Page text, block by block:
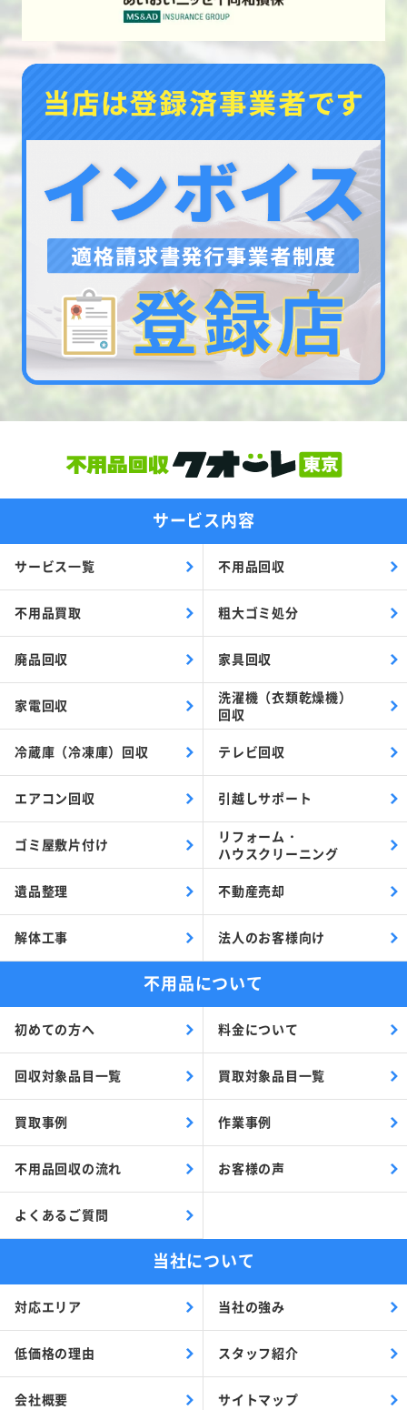
サービス内容
サービス一覧 不用品回収
不用品買取 粗大ゴミ処分
廃品回収 家具回収
家電回収
洗濯機（衣類乾燥機）
回収
冷蔵庫（冷凍庫）回収 テレビ回収
エアコン回収 引越しサポート
ゴミ屋敷片付け
リフォーム・
ハウスクリーニング
遺品整理 不動産売却
解体工事 法人のお客様向け
不用品について
初めての方へ 料金について
回収対象品目一覧 買取対象品目一覧
買取事例 作業事例
不用品回収の流れ お客様の声
よくあるご質問
当社について
対応エリア 当社の強み
低価格の理由 スタッフ紹介
会社概要 サイトマップ